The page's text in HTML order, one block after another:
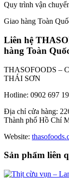
Quy trình vận
Giao hàng Toàn
Liên hệ
hàng Toàn
THASOFOODS –
THÁI SƠN
Hotline: 0902 697
Địa chỉ cửa hàng:
Thành phố Hồ Chí
Website:
Sản phẩm liên